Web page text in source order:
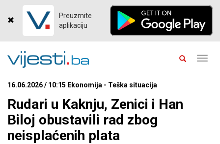
Preuzmite
aplikaciju
16.06.2026 / 10:15 Ekonomija - Teška situacija
Rudari u Kaknju, Zenici i Han
Biloj obustavili rad zbog
neisplaćenih plata